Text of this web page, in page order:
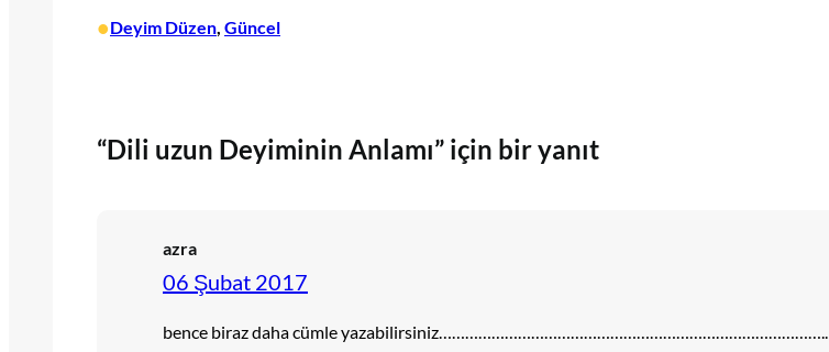
•Deyim Düzen, Güncel
“Dili uzun Deyiminin Anlamı” için bir yanıt
azra
06 Şubat 2017
bence biraz daha cümle yazabilirsiniz……………………………………………………………………………..